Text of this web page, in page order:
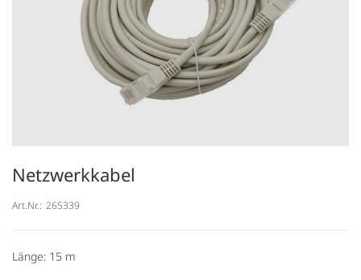
Netzwerkkabel
Art.Nr.: 265339
Länge: 15 m